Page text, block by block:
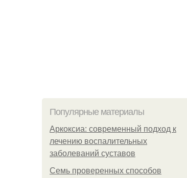
Популярные материалы
Аркоксиа: современный подход к
лечению воспалительных
заболеваний суставов
Семь проверенных способов